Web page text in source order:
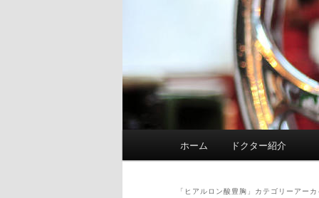
ホーム ドクター紹介
「 ヒアルロン酸豊胸 」カテゴリーアー